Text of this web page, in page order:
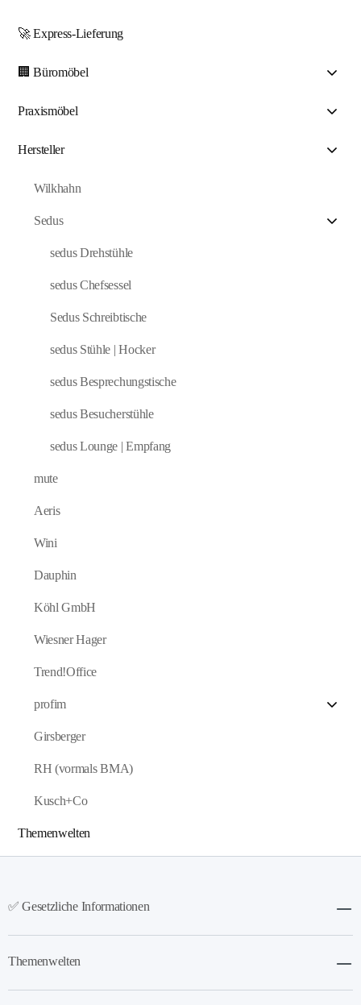
🚀 Express-Lieferung
🏢 Büromöbel
Praxismöbel
Hersteller
Wilkhahn
Sedus
sedus Drehstühle
sedus Chefsessel
Sedus Schreibtische
sedus Stühle | Hocker
sedus Besprechungstische
sedus Besucherstühle
sedus Lounge | Empfang
mute
Aeris
Wini
Dauphin
Köhl GmbH
Wiesner Hager
Trend!Office
profim
Girsberger
RH (vormals BMA)
Kusch+Co
Themenwelten
✅ Gesetzliche Informationen
Themenwelten